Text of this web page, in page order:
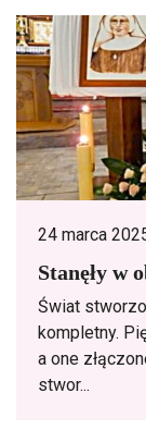
24 marca
Stanęły w
Świat
kompletny.
a one
stwor...